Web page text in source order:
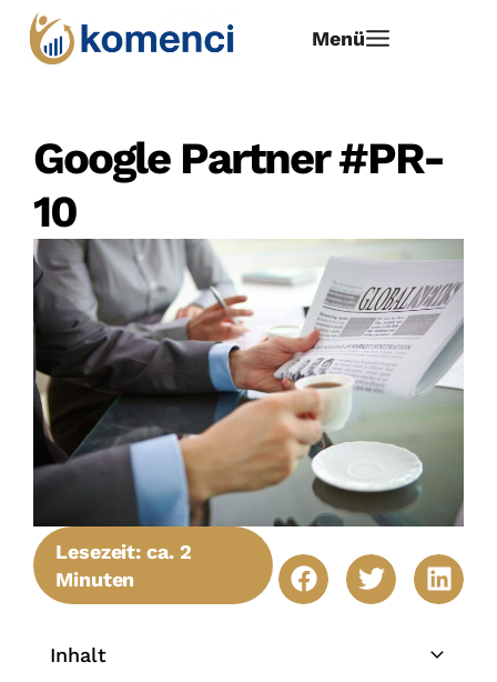
Menü
Google Partner #PR-
10
Lesezeit: ca. 2
Minuten
Inhalt